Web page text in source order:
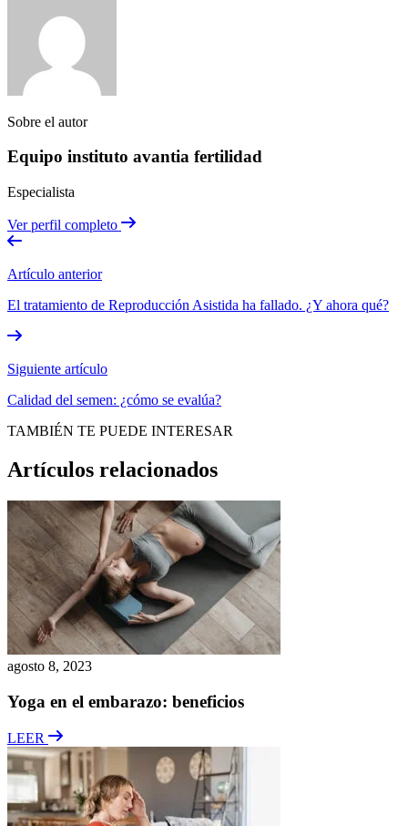
Sobre el autor
Equipo instituto avantia fertilidad
Especialista
Ver perfil completo
Artículo anterior
El tratamiento de Reproducción Asistida ha fallado. ¿Y ahora qué?
Siguiente artículo
Calidad del semen: ¿cómo se evalúa?
TAMBIÉN TE PUEDE INTERESAR
Artículos relacionados
agosto 8, 2023
Yoga en el embarazo: beneficios
LEER